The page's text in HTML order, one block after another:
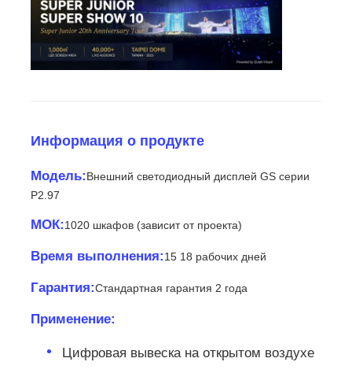
Прозрачный светодиодный дисплей
SMD LED экран
Информация о продукте
Модель:Внешний светодиодный дисплей GS серии
P2.97
МОК:1020 шкафов (зависит от проекта)
Время выполнения:15 18 рабочих дней
Гарантия:Стандартная гарантия 2 года
Применение:
Цифровая вывеска на открытом воздухе